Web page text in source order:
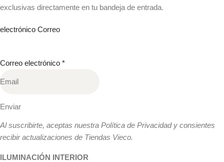
exclusivas directamente en tu bandeja de entrada.
electrónico Correo
Correo electrónico *
Enviar
Al suscribirte, aceptas nuestra Política de Privacidad y consientes
recibir actualizaciones de Tiendas Vieco.
ILUMINACIÓN INTERIOR